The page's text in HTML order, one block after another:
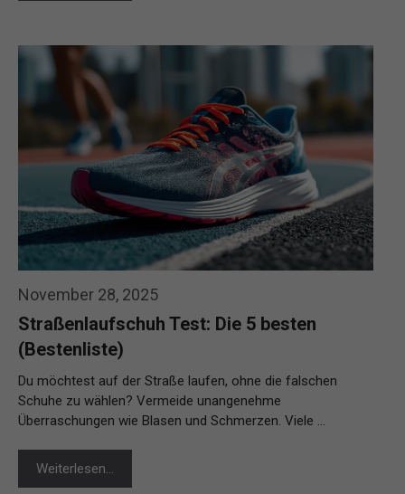
November 28, 2025
Straßenlaufschuh Test: Die 5 besten
(Bestenliste)
Du möchtest auf der Straße laufen, ohne die falschen
Schuhe zu wählen? Vermeide unangenehme
Überraschungen wie Blasen und Schmerzen. Viele …
Weiterlesen…